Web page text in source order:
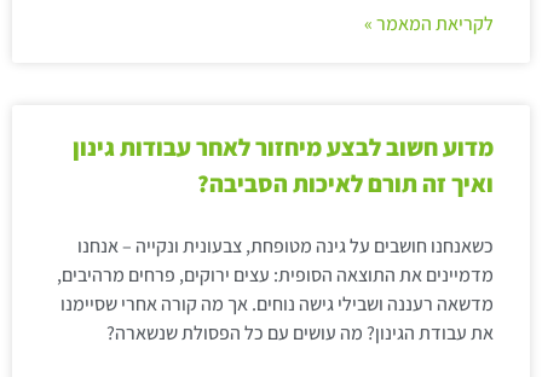
לקריאת המאמר »
מדוע חשוב לבצע מיחזור לאחר עבודות גינון
ואיך זה תורם לאיכות הסביבה?
כשאנחנו חושבים על גינה מטופחת, צבעונית ונקייה – אנחנו
מדמיינים את התוצאה הסופית: עצים ירוקים, פרחים מרהיבים,
מדשאה רעננה ושבילי גישה נוחים. אך מה קורה אחרי שסיימנו
את עבודת הגינון? מה עושים עם כל הפסולת שנשארה?